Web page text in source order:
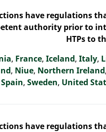
have regulations
authority prior to
HTPs to
, France, Iceland, Italy,
, Niue, Northern Ireland,
Spain, Sweden, United
have regulations